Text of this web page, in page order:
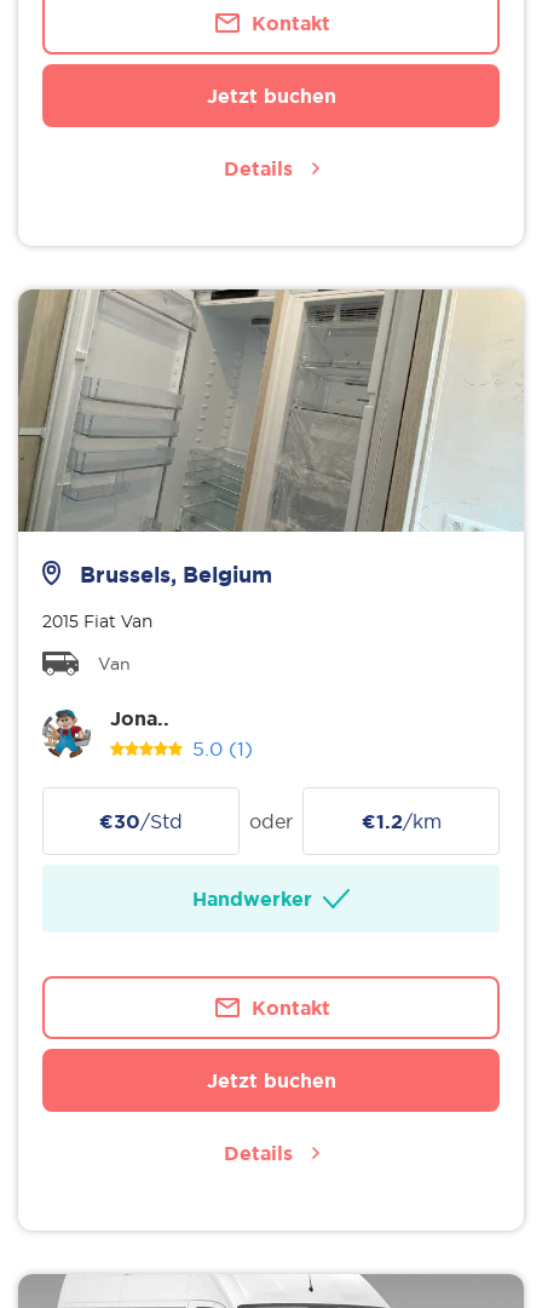
Kontakt
Jetzt buchen
Details
Brussels, Belgium
2015 Fiat Van
Van
Jona..
5.0 (1)
€30/Std oder €1.2/km
Handwerker
Kontakt
Jetzt buchen
Details